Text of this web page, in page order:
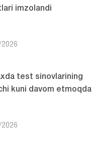
imzolandi
test sinovlarining
kuni davom etmoqda